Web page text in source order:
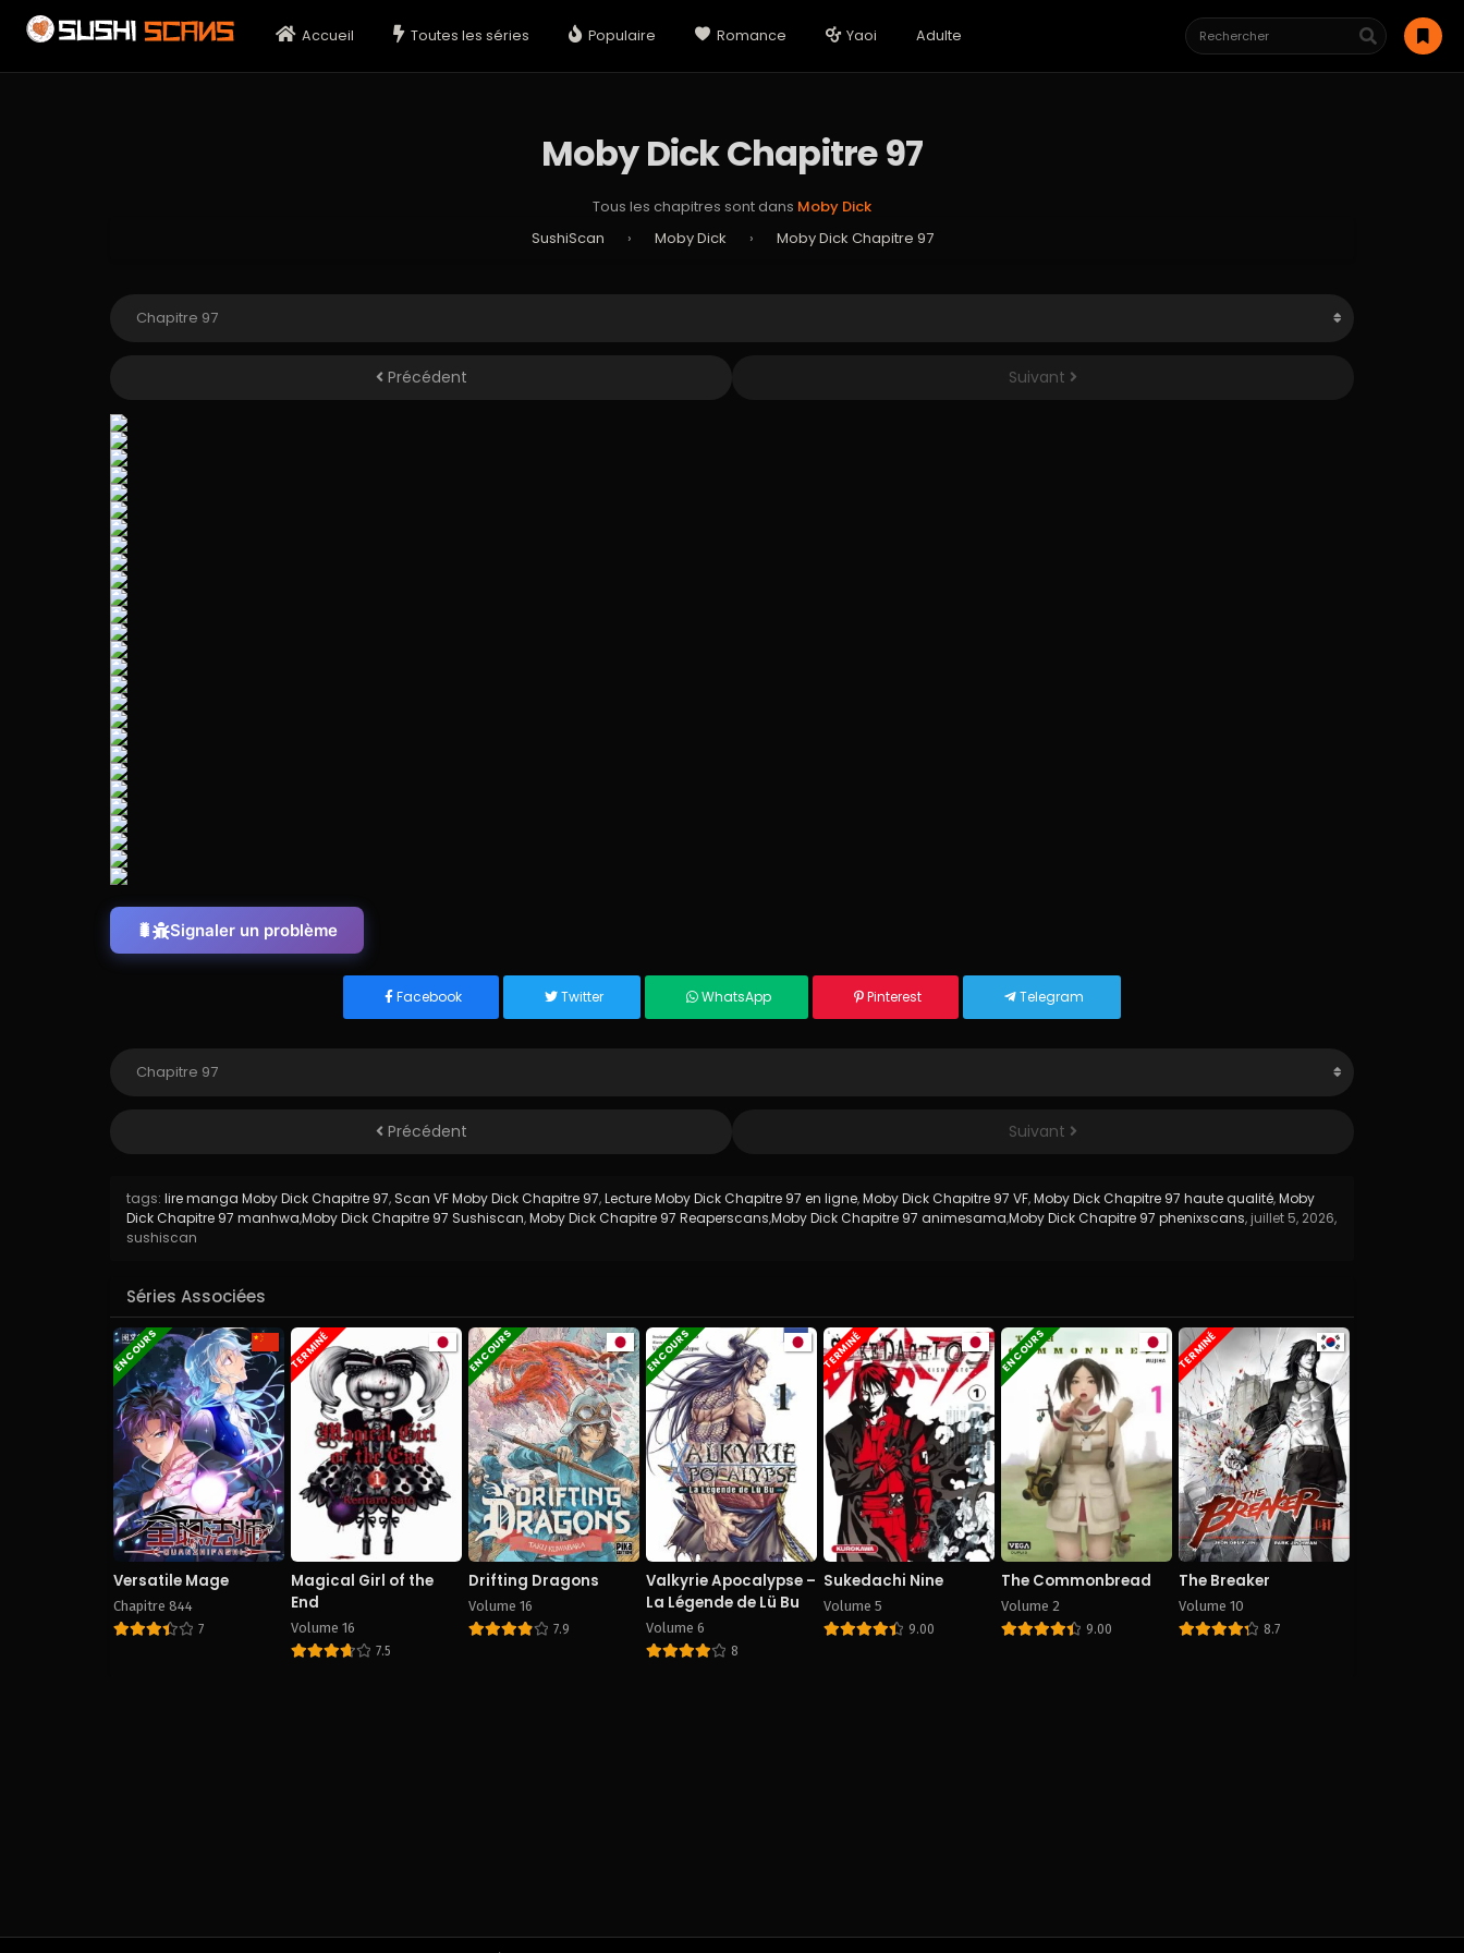
Accueil Toutes les séries Populaire Romance Yaoi Adulte
Moby Dick Chapitre 97
Tous les chapitres sont dans Moby Dick
SushiScan
› Moby Dick › Moby Dick Chapitre 97
Précédent Suivant
Signaler un problème
Facebook Twitter WhatsApp Pinterest Telegram
Précédent Suivant
tags: lire manga Moby Dick Chapitre 97, Scan VF Moby Dick Chapitre 97,Lecture Moby Dick Chapitre 97 en ligne,Moby Dick Chapitre 97 VF,Moby Dick Chapitre 97 haute qualité,Moby
Dick Chapitre 97 manhwa,Moby Dick Chapitre 97 Sushiscan,Moby Dick Chapitre 97 Reaperscans,Moby Dick Chapitre 97 animesama,Moby Dick Chapitre 97 phenixscans, juillet 5, 2026,
sushiscan
Séries Associées
EN COURS
Versatile Mage
Chapitre 844
7
TERMINÉ
Magical Girl of the
End
Volume 16
7.5
EN COURS
Drifting Dragons
Volume 16
7.9
EN COURS
Valkyrie Apocalypse –
La Légende de Lü Bu
Volume 6
8
TERMINÉ
Sukedachi Nine
Volume 5
9.00
EN COURS
The Commonbread
Volume 2
9.00
TERMINÉ
The Breaker
Volume 10
8.7